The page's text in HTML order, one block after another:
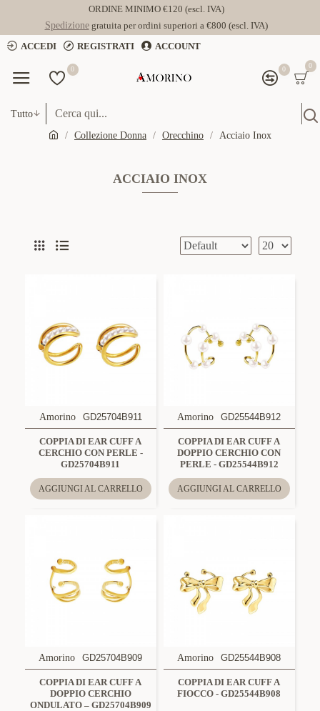
ORDINE MINIMO €120 (escl. IVA)
Spedizionegratuita per ordini superiori a €800 (escl. IVA)
ACCEDI
REGISTRATI ACCOUNT
0 0 0
Tutto
Collezione Donna Orecchino Acciaio Inox
ACCIAIO INOX
Amorino GD25704B911
COPPIA DI EAR CUFF A
CERCHIO CON PERLE -
GD25704B911
AGGIUNGI AL CARRELLO
Amorino GD25544B912
COPPIA DI EAR CUFF A
DOPPIO CERCHIO CON
PERLE - GD25544B912
AGGIUNGI AL CARRELLO
Amorino GD25704B909
COPPIA DI EAR CUFF A
DOPPIO CERCHIO
ONDULATO – GD25704B909
Amorino GD25544B908
COPPIA DI EAR CUFF A
FIOCCO - GD25544B908